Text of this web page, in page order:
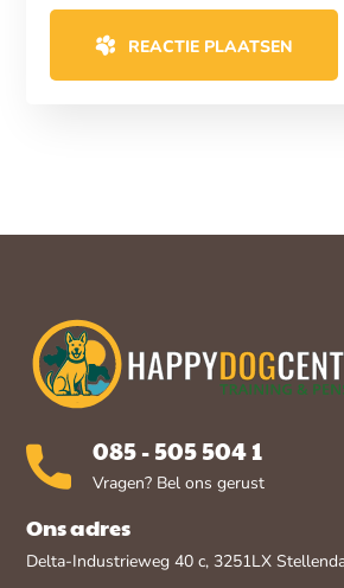
REACTIE PLAATSEN
085 - 505 504 1
Vragen? Bel ons gerust
Ons adres
Delta-Industrieweg 40 c, 3251LX